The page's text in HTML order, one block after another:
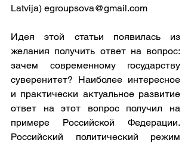
Latvija) egroupsova@gmail.com
Идея этой статьи появилась из
желания получить ответ на вопрос:
зачем современному государству
суверенитет? Наиболее интересное
и практически актуальное развитие
ответ на этот вопрос получил на
примере Российской Федерации.
Российский политический режим